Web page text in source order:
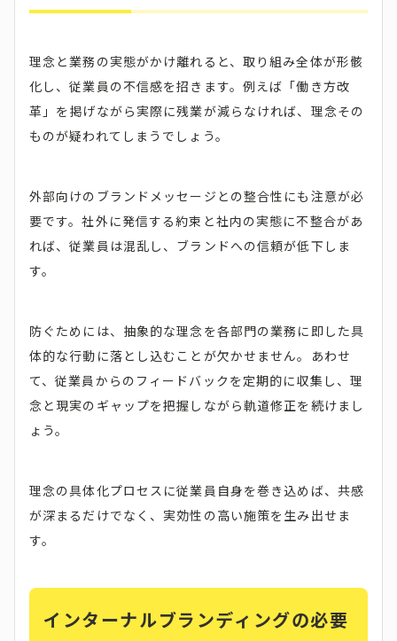
理念と業務の実態がかけ離れると、取り組み全体が形骸
化し、従業員の不信感を招きます。例えば「働き方改
革」を掲げながら実際に残業が減らなければ、理念その
ものが疑われてしまうでしょう。
外部向けのブランドメッセージとの整合性にも注意が必
要です。社外に発信する約束と社内の実態に不整合があ
れば、従業員は混乱し、ブランドへの信頼が低下しま
す。
防ぐためには、抽象的な理念を各部門の業務に即した具
体的な行動に落とし込むことが欠かせません。あわせ
て、従業員からのフィードバックを定期的に収集し、理
念と現実のギャップを把握しながら軌道修正を続けまし
ょう。
理念の具体化プロセスに従業員自身を巻き込めば、共感
が深まるだけでなく、実効性の高い施策を生み出せま
す。
インターナルブランディングの必要